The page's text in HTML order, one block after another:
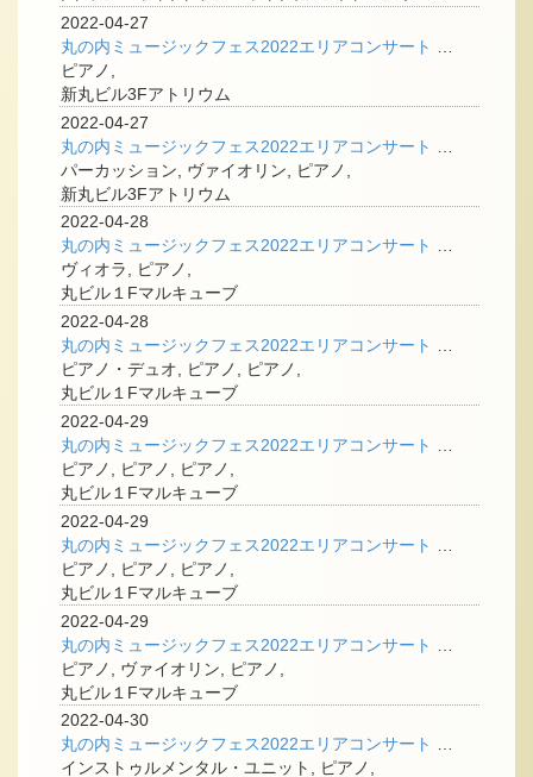
2022-04-27
ピアノ,
新丸ビル3Fアトリウム
2022-04-27
パーカッション, ヴァイオリン, ピアノ,
新丸ビル3Fアトリウム
2022-04-28
丸の内ミュージックフェス2022エリアコンサート <ドイツ・ロマン派>
ヴィオラ, ピアノ,
丸ビル１Fマルキューブ
2022-04-28
ピアノ・デュオ, ピアノ, ピアノ,
丸ビル１Fマルキューブ
2022-04-29
ピアノ, ピアノ, ピアノ,
丸ビル１Fマルキューブ
2022-04-29
ピアノ, ピアノ, ピアノ,
丸ビル１Fマルキューブ
2022-04-29
ピアノ, ヴァイオリン, ピアノ,
丸ビル１Fマルキューブ
2022-04-30
丸の内ミュージックフェス2022エリアコンサート ＜エレクトロ・ポップ 東京○X問題＞
インストゥルメンタル・ユニット, ピアノ,